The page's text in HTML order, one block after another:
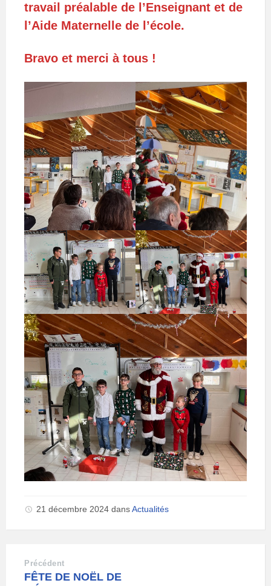
travail préalable de l’Enseignant et de
l’Aide Maternelle de l’école.
Bravo et merci à tous !
21 décembre 2024 dansActualités
Précédent
FÊTE DE NOËL DE